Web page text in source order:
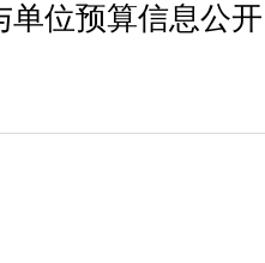
单位预算信息公开